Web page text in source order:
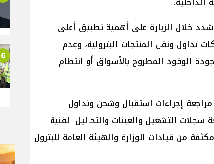
شدد خلال الزيارة على أهمية تطبيق أعلى
تداول ونقل المنتجات البترولية، وعدم
الوقود المطروح بالأسواق أو انتظام
إجراءات استقبال وشحن وتداول
سجلات التشغيل والعينات والتحاليل الفنية
من قيادات الوزارة والهيئة العامة للبترول
6